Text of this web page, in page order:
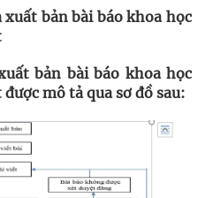
bản bài báo khoa học
bản bài báo khoa học
mô tả qua sơ đồ sau: